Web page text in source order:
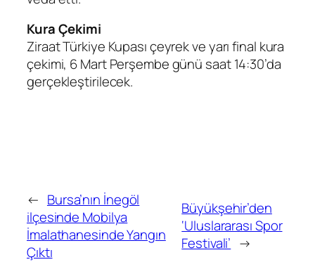
Kura Çekimi
Ziraat Türkiye Kupası çeyrek ve yarı final kura
çekimi, 6 Mart Perşembe günü saat 14:30’da
gerçekleştirilecek.
← Bursa’nın İnegöl
ilçesinde Mobilya
İmalathanesinde Yangın
Çıktı
Büyükşehir’den
‘Uluslararası Spor
Festivali’ →